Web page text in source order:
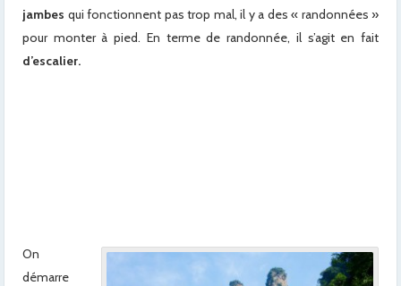
jambes qui fonctionnent pas trop mal, il y a des « randonnées »
pour monter à pied. En terme de randonnée, il s’agit en fait
d’escalier.
On
démarre